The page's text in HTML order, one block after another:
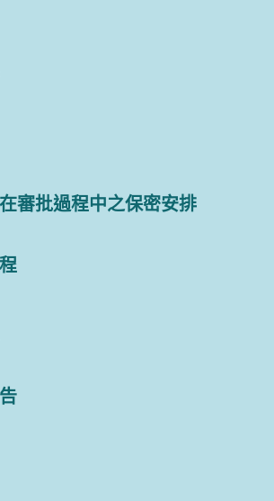
審批過程中之保密安排